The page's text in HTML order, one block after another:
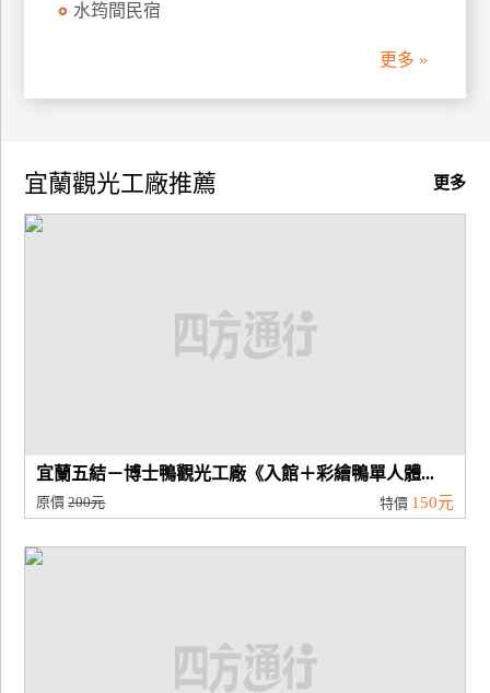
商
合
作
商
品
宣
水筠間民宿
更多 »
更多
宜蘭觀光工廠推薦
宜蘭五結－博士鴨觀光工廠《入館＋彩繪鴨單人體...
原價200元 特價 150元